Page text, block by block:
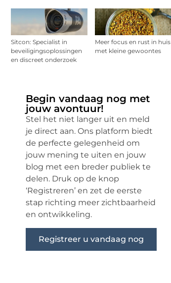
Sitcon: Specialist in
beveiligingsoplossingen
en discreet onderzoek
Meer focus en rust in huis
met kleine gewoontes
Begin vandaag nog met
jouw avontuur!
Stel het niet langer uit en meld
je direct aan. Ons platform biedt
de perfecte gelegenheid om
jouw mening te uiten en jouw
blog met een breder publiek te
delen. Druk op de knop
‘Registreren’ en zet de eerste
stap richting meer zichtbaarheid
en ontwikkeling.
Registreer u vandaag nog